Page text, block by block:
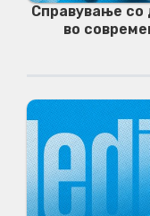
Справување со
во